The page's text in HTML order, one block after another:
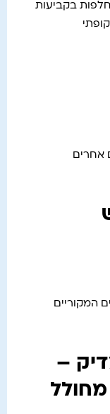
בקביעות
אחרים
המקוריים
–